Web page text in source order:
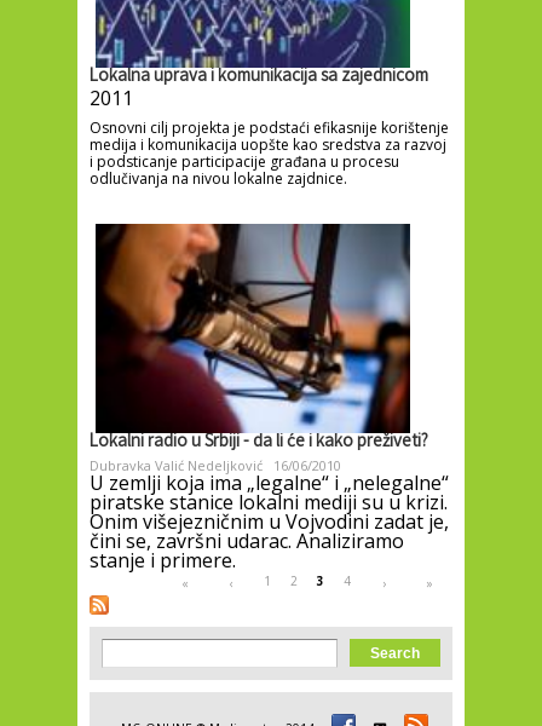
Lokalna uprava i komunikacija sa zajednicom
2011
Osnovni cilj projekta je podstaći efikasnije korištenje
medija i komunikacija uopšte kao sredstva za razvoj
i podsticanje participacije građana u procesu
odlučivanja na nivou lokalne zajdnice.
Lokalni radio u Srbiji - da li će i kako preživeti?
Dubravka Valić Nedeljković 16/06/2010
U zemlji koja ima „legalne“ i „nelegalne“
piratske stanice lokalni mediji su u krizi.
Onim višejezničnim u Vojvodini zadat je,
čini se, završni udarac. Analiziramo
stanje i primere.
Pages « ‹ 1 2 3 4 › »
Search form
Search